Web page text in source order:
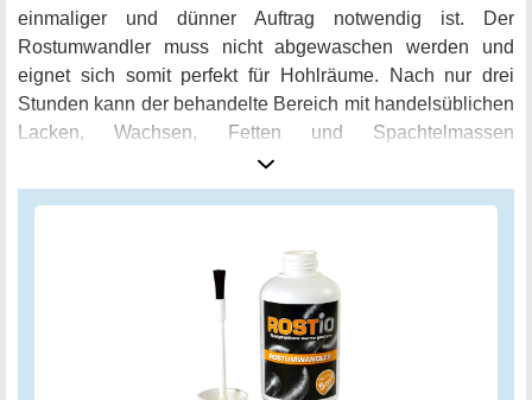
einmaliger und dünner Auftrag notwendig ist. Der
Rostumwandler muss nicht abgewaschen werden und
eignet sich somit perfekt für Hohlräume. Nach nur drei
Stunden kann der behandelte Bereich mit handelsüblichen
Lacken, Wachsen, Fetten und Spachtelmassen
weiterbearbeitet werden. Durch die Verwendung des
Rostumwandlers als Grundierung in einem Arbeitsgang
Rostumwandler dringt tief in den Rost ein und wandelt ihn
in eine unlösliche metallorganische Verbindung um.
Besorgen Sie sich noch heute den Rostio Rostumwandler
& Grundierung und befreien Sie sich von Rost!